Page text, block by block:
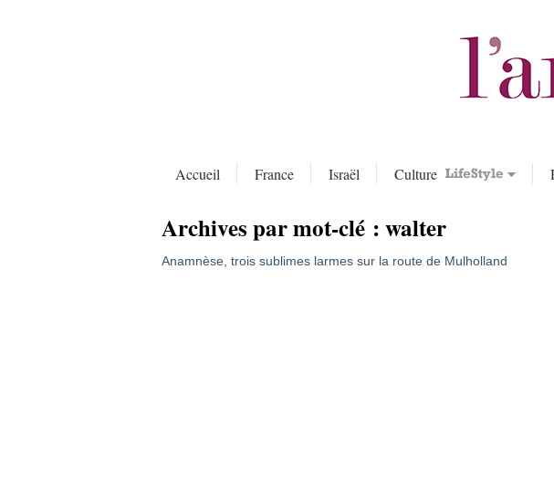
Accueil France Israël Culture
Archives par mot-clé :walter
Anamnèse, trois sublimes larmes sur la route de Mulholland